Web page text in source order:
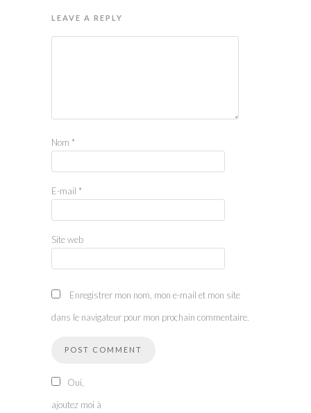
LEAVE A REPLY
Nom *
E-mail *
Site web
Enregistrer mon nom, mon e-mail et mon site
dans le navigateur pour mon prochain commentaire.
Oui,
ajoutez moi à